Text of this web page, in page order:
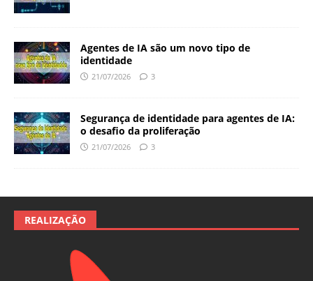
Agentes de IA são um novo tipo de
identidade
21/07/2026 3
Segurança de identidade para agentes de IA:
o desafio da proliferação
21/07/2026 3
REALIZAÇÃO